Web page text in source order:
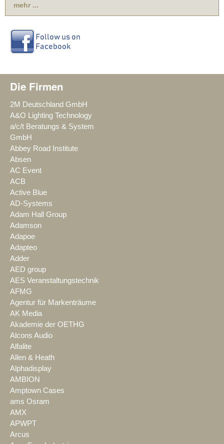
mehr ...
Die Firmen
2M Deutschland GmbH
A&O Lighting Technology
a/c/t Beratungs & System
GmbH
Abbey Road Institute
Absen
AC Event
ACB
Active Blue
AD-Systems
Adam Hall Group
Adamson
Adapoe
Adapteo
Adder
AED group
AES Veranstaltungstechnik
AFMG
Agentur für Markenträume
AK Media
Akademie der OETHG
Alcons Audio
Alfalite
Allen & Heath
Alphadisplay
AMBION
Amptown Cases
ams Osram
AMX
APWPT
Arcus